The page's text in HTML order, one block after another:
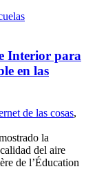
Interior para
en las
de las cosas,
la
del aire
de l’Éducation